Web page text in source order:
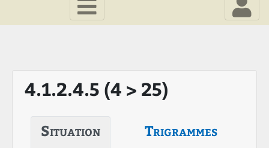
4.1.2.4.5 (4 > 25)
Situation Trigrammes